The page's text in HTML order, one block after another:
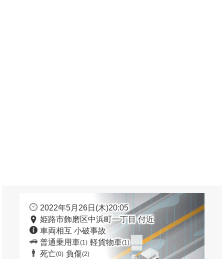
2022年5月26日(木)20:05
姫路市飾磨区中浜町一丁目 付近
車両相互 小破事故
普通乗用車(1) 軽貨物車(1)
死亡(0) 負傷(2)